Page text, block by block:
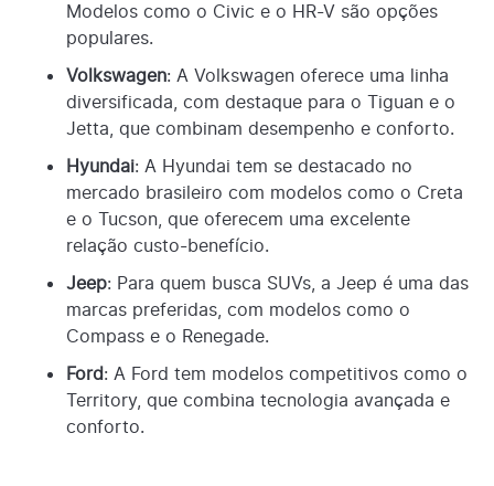
Modelos como o Civic e o HR-V são opções
populares.
Volkswagen: A Volkswagen oferece uma linha
diversificada, com destaque para o Tiguan e o
Jetta, que combinam desempenho e conforto.
Hyundai: A Hyundai tem se destacado no
mercado brasileiro com modelos como o Creta
e o Tucson, que oferecem uma excelente
relação custo-benefício.
Jeep: Para quem busca SUVs, a Jeep é uma das
marcas preferidas, com modelos como o
Compass e o Renegade.
Ford: A Ford tem modelos competitivos como o
Territory, que combina tecnologia avançada e
conforto.